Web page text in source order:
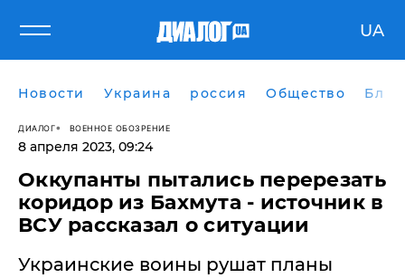
UA
Новости Украина россия Общество
ДИАЛОГ ВОЕННОЕ ОБОЗРЕНИЕ
8 апреля 2023, 09:24
Оккупанты пытались перерезать
коридор из Бахмута - источник в
ВСУ рассказал о ситуации
Украинские воины рушат планы